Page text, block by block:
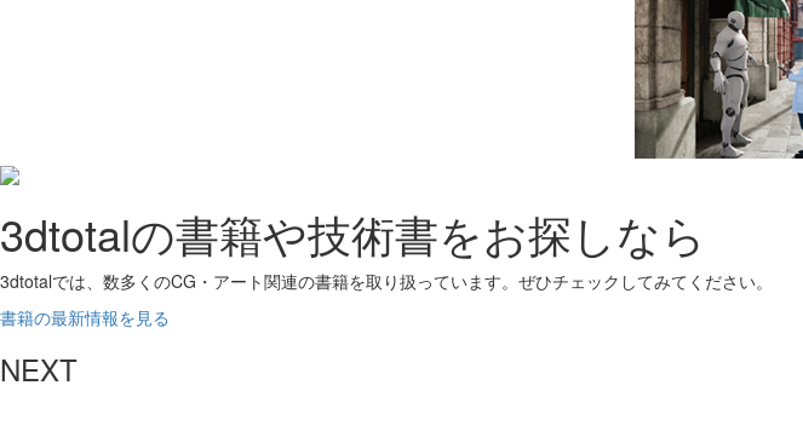
3dtotalの書籍や技術書をお探しなら
3dtotalでは、数多くのCG・アート関連の書籍を取り扱っています。ぜひチェックしてみてください。
書籍の最新情報を見る
NEXT